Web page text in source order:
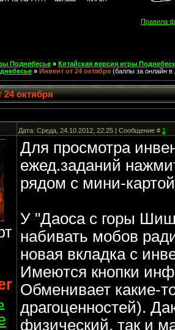
Правила
Поднебесье » Китайская версия игры
» Инвент от 24 октября (баллы за онлайн в
24 октября
Дата: Среда, 24.10.2012, 22:25 | Сообщение #1
Для просмотра
ежед.заданий
рядом с мини-
У "Даоса с горы
набивать мобов
новая вкладка с
Имеются кнопки
Обменивает какие-
драгоценностей).
физический, так и